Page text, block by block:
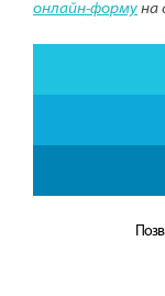
онлайн-форму на